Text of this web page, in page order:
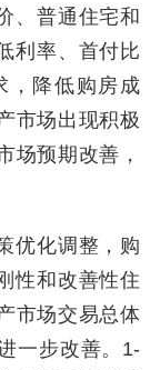
、普通住宅和
利率、首付比
，降低购房成
市场出现积极
场预期改善，
优化调整，购
性和改善性住
市场交易总体
一步改善。1-